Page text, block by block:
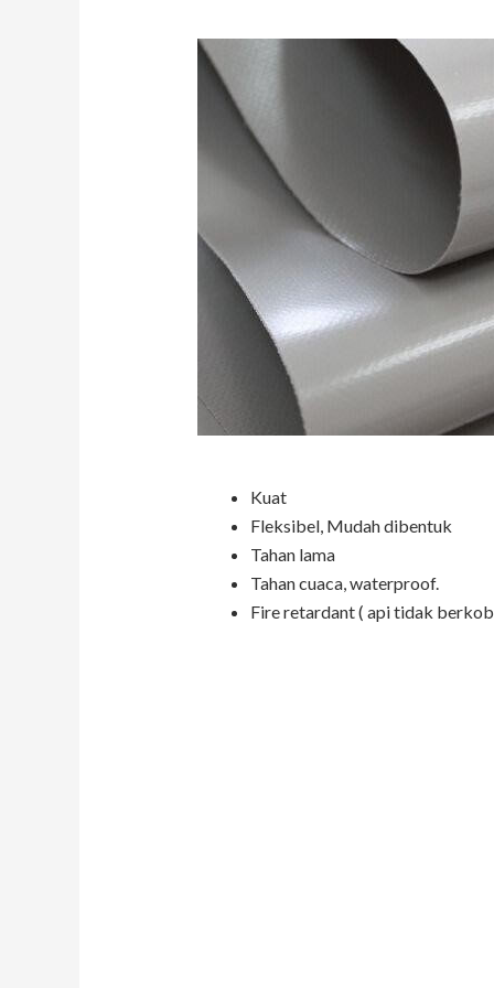
Kuat
Fleksibel, Mudah dibentuk
Tahan lama
Tahan cuaca, waterproof.
Fire retardant ( api tidak